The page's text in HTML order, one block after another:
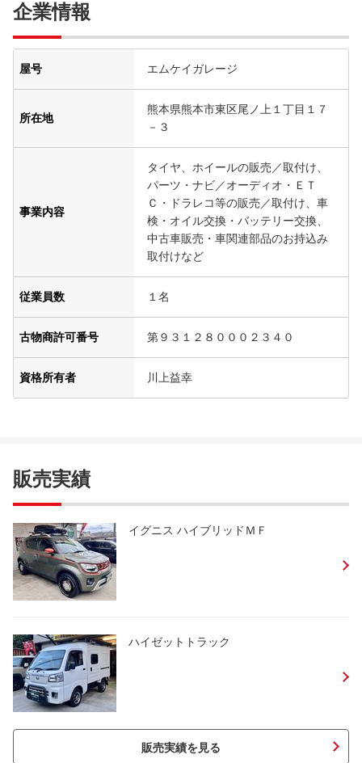
企業情報
屋号 エムケイガレージ
所在地
熊本県熊本市東区尾ノ上１丁目１７
－３
事業内容
タイヤ、ホイールの販売／取付け、
パーツ・ナビ／オーディオ・ＥＴ
Ｃ・ドラレコ等の販売／取付け、車
検・オイル交換・バッテリー交換、
中古車販売・車関連部品のお持込み
取付けなど
従業員数 １名
古物商許可番号 第９３１２８０００２３４０
資格所有者 川上益幸
販売実績
イグニス ハイブリッドＭＦ
ハイゼットトラック
販売実績を見る